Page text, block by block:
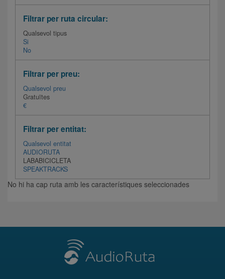
Filtrar per ruta circular:
Qualsevol tipus
Si
No
Filtrar per preu:
Qualsevol preu
Gratuïtes
€
Filtrar per entitat:
Qualsevol entitat
AUDIORUTA
LABABICICLETA
SPEAKTRACKS
No hi ha cap ruta amb les característiques seleccionades